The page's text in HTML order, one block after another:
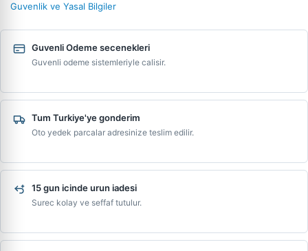
Guvenlik ve Yasal Bilgiler
Guvenli Odeme secenekleri
Guvenli odeme sistemleriyle calisir.
Tum Turkiye'ye gonderim
Oto yedek parcalar adresinize teslim edilir.
15 gun icinde urun iadesi
Surec kolay ve seffaf tutulur.